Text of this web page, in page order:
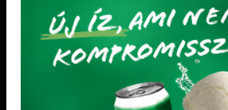
Gluténmentes Palacsintapor